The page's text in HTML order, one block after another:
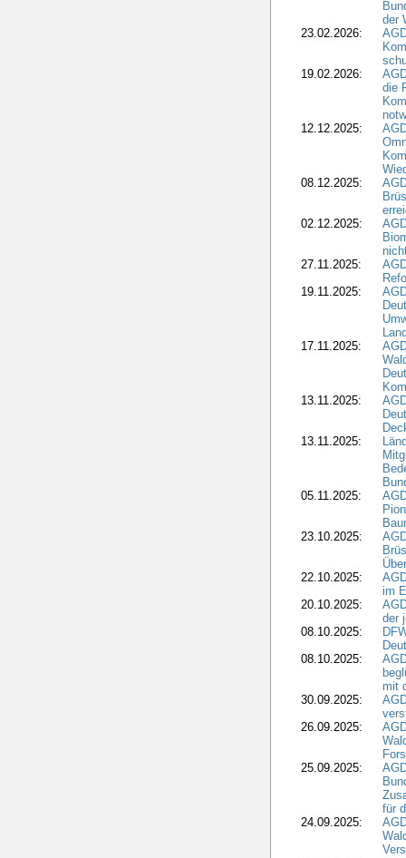
der
23.02.2026:
19.02.2026:
die
12.12.2025:
08.12.2025:
02.12.2025:
27.11.2025:
19.11.2025:
17.11.2025:
13.11.2025:
13.11.2025:
05.11.2025:
23.10.2025:
22.10.2025:
im
20.10.2025:
der
08.10.2025:
08.10.2025:
mit
30.09.2025:
26.09.2025:
25.09.2025:
für
24.09.2025: